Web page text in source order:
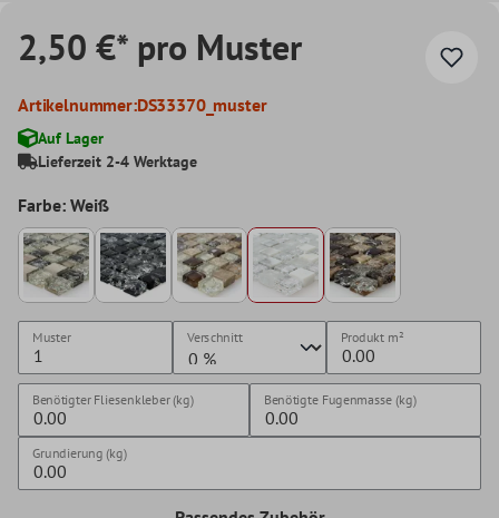
2,50 €* pro Muster
Artikelnummer:DS33370_muster
Auf Lager
Lieferzeit 2-4 Werktage
Farbe: Weiß
Muster Verschnitt Produkt m²
Benötigter Fliesenkleber (kg) Benötigte Fugenmasse (kg)
Grundierung (kg)